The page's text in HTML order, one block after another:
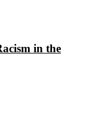
in the